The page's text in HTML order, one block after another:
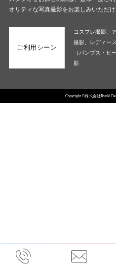
オリティな写真撮影をお楽しみいただけ
ご利用シーン
コスプレ撮影、
撮影、レディー
（パンプス・ヒ
影
Copyright ©株式会社Ryuki